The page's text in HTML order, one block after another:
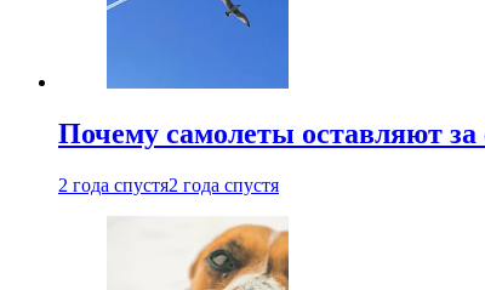
Почему самолеты оставляют за
2 года спустя2 года спустя